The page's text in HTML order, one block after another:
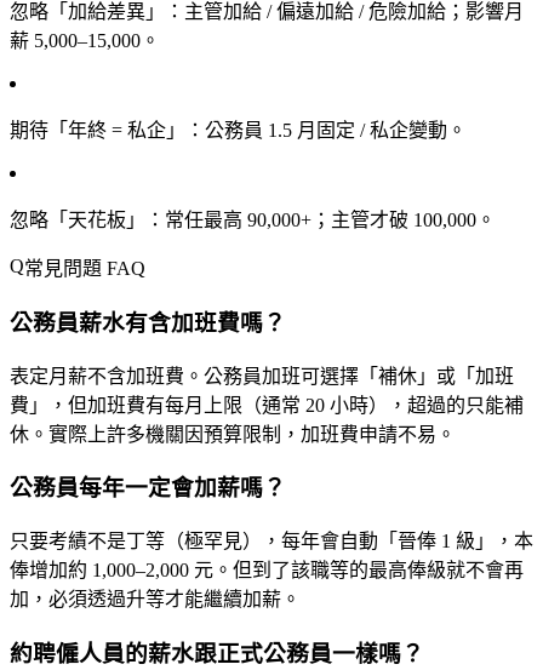
忽略「加給差異」
：主管加給 / 偏遠加給 / 危險加給；影響月
薪 5,000–15,000。
期待「年終 = 私企」 ：公務員 1.5 月固定 / 私企變動。
忽略「天花板」 ：常任最高 90,000+；主管才破 100,000。
常見問題 FAQ
公務員薪水有含加班費嗎？
表定月薪不含加班費。公務員加班可選擇「補休」或「加班
費」，但加班費有每月上限（通常 20 小時），超過的只能補
休。實際上許多機關因預算限制，加班費申請不易。
公務員每年一定會加薪嗎？
只要考績不是丁等（極罕見），每年會自動「晉俸 1 級」，本
俸增加約 1,000–2,000 元。但到了該職等的最高俸級就不會再
加，必須透過升等才能繼續加薪。
約聘僱人員的薪水跟正式公務員一樣嗎？